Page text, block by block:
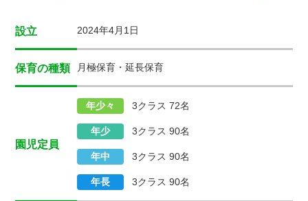
設立 2024年4月1日
保育の種類 月極保育・延長保育
園児定員
年少々 3クラス 72名
年少 3クラス 90名
年中 3クラス 90名
年長 3クラス 90名